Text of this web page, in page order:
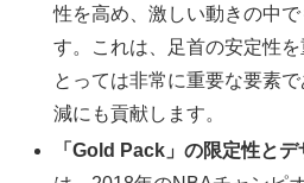
性を高め、激しい動きの中
す。これは、足首の安定性
とっては非常に重要な要素
減にも貢献します。
「Gold Pack」の限定性とデ